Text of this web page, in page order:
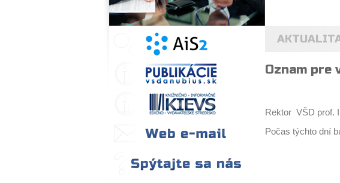
Oznam pre
Rektor VŠD prof.
Počas týchto dní
Dr. h.